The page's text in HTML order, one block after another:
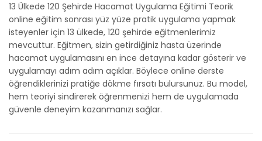
13 Ülkede 120 Şehirde Hacamat Uygulama Eğitimi Teorik
online eğitim sonrası yüz yüze pratik uygulama yapmak
isteyenler için 13 ülkede, 120 şehirde eğitmenlerimiz
mevcuttur. Eğitmen, sizin getirdiğiniz hasta üzerinde
hacamat uygulamasını en ince detayına kadar gösterir ve
uygulamayı adım adım açıklar. Böylece online derste
öğrendiklerinizi pratiğe dökme fırsatı bulursunuz. Bu model,
hem teoriyi sindirerek öğrenmenizi hem de uygulamada
güvenle deneyim kazanmanızı sağlar.